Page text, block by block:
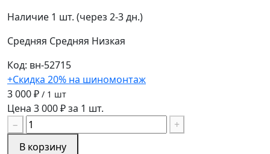
Наличие 1 шт. (через 2-3 дн.)
Средняя Средняя Низкая
Код: вн-52715
+Скидка 20% на шиномонтаж
3 000 ₽ / 1 шт
Цена 3 000 ₽ за 1 шт.
−
+
В корзину